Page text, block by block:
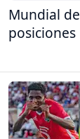
Mundial
posiciones